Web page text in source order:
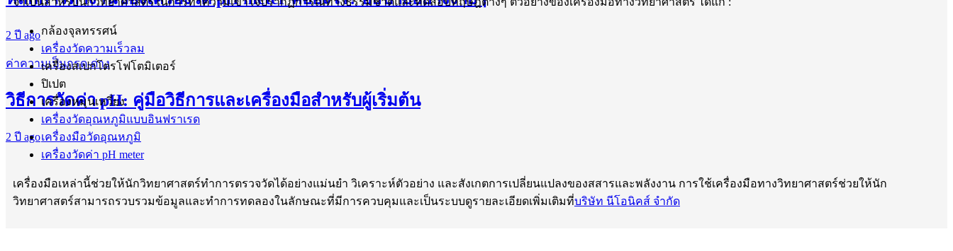
2 ปี ago
ค่าความเป็นกรด-ด่าง
วิธีการวัดค่า pH: คู่มือวิธีการและเครื่องมือสำหรับผู้เริ่มต้น
2 ปี ago
กล้องจุลทรรศน์
เครื่องวัดความเร็วลม
เครื่องสเปกโตรโฟโตมิเตอร์
ปิเปต
เครื่องหมุนเหวี่ยง
เครื่องวัดอุณหภูมิแบบอินฟราเรด
เครื่องมือวัดอุณหภูมิ
เครื่องวัดค่า pH meter
เครื่องมือเหล่านี้ช่วยให้นักวิทยาศาสตร์ทำการตรวจวัดได้อย่างแม่นยำ วิเคราะห์ตัวอย่าง และสังเกตการเปลี่ยนแปลงของสสารและพลังงาน การใช้เครื่องมือทางวิทยาศาสตร์ช่วยให้นัก
วิทยาศาสตร์สามารถรวบรวมข้อมูลและทำการทดลองในลักษณะที่มีการควบคุมและเป็นระบบดูรายละเอียดเพิ่มเติมที่บริษัท นีโอนิคส์ จำกัด